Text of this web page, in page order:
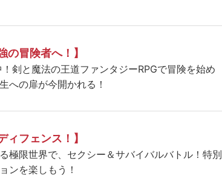
の冒険者へ！】
剣と魔法の王道ファンタジーRPGで冒険を始め
への扉が今開かれる！
ィフェンス！】
極限世界で、セクシー＆サバイバルバトル！特別
ンを楽しもう！